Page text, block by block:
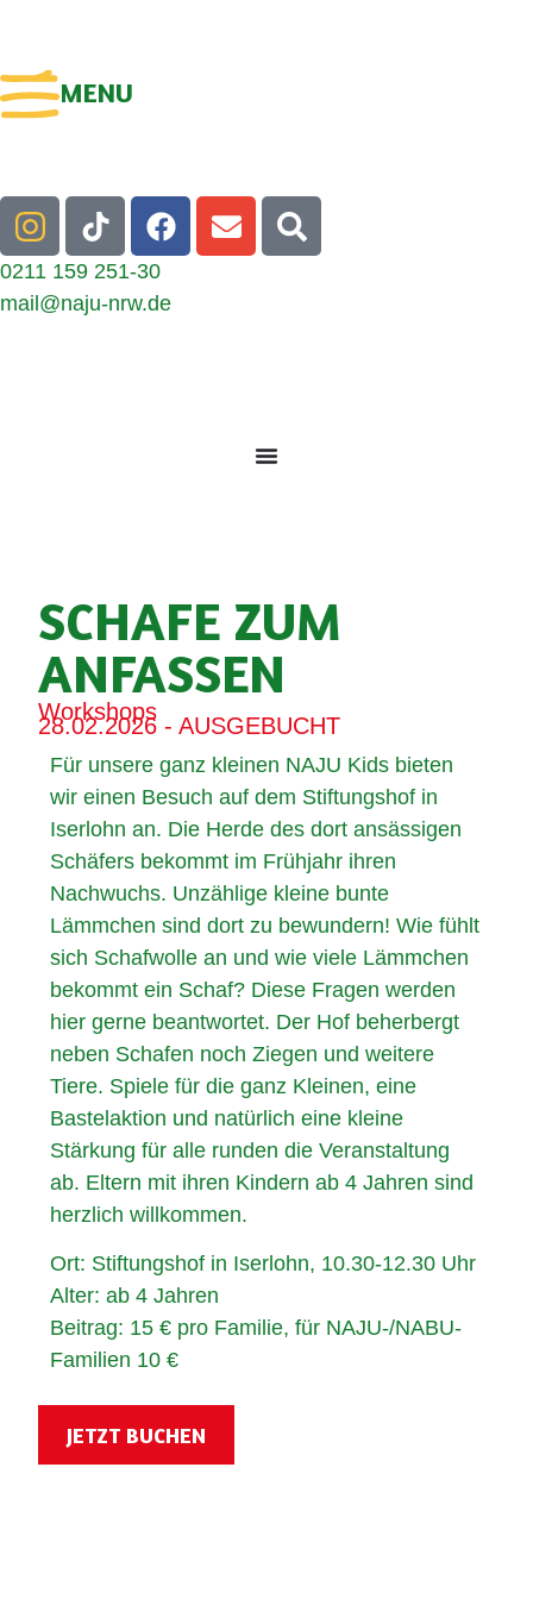
MENU
0211 159 251-30
mail@naju-nrw.de
SCHAFE ZUM
ANFASSEN
Workshops
28.02.2026 - AUSGEBUCHT
Für unsere ganz kleinen NAJU Kids bieten
wir einen Besuch auf dem Stiftungshof in
Iserlohn an. Die Herde des dort ansässigen
Schäfers bekommt im Frühjahr ihren
Nachwuchs. Unzählige kleine bunte
Lämmchen sind dort zu bewundern! Wie fühlt
sich Schafwolle an und wie viele Lämmchen
bekommt ein Schaf? Diese Fragen werden
hier gerne beantwortet. Der Hof beherbergt
neben Schafen noch Ziegen und weitere
Tiere. Spiele für die ganz Kleinen, eine
Bastelaktion und natürlich eine kleine
Stärkung für alle runden die Veranstaltung
ab. Eltern mit ihren Kindern ab 4 Jahren sind
herzlich willkommen.
Ort: Stiftungshof in Iserlohn, 10.30-12.30 Uhr
Alter: ab 4 Jahren
Beitrag: 15 € pro Familie, für NAJU-/NABU-
Familien 10 €
JETZT BUCHEN